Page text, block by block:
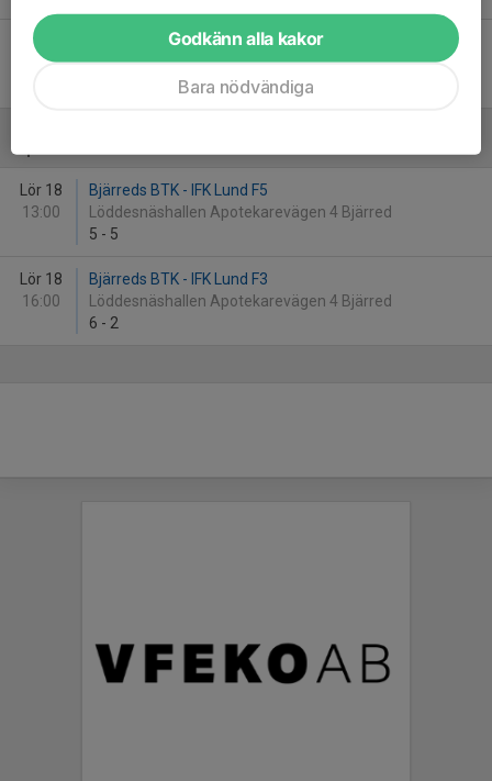
Lör 14
13:00
Kvarnby AK D - Bjärreds BTK
IFK Lund Bollhuset
Lör 18
13:00
Bjärreds BTK - IFK Lund F5
Löddesnäshallen Apotekarevägen 4 Bjärred
5 - 5
Lör 18
16:00
Bjärreds BTK - IFK Lund F3
Löddesnäshallen Apotekarevägen 4 Bjärred
6 - 2
Godkänn alla kakor
Bara nödvändiga